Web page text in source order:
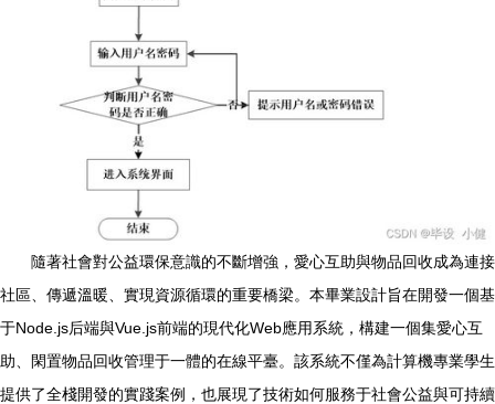
隨著社會對公益環保意識的不斷增強，愛心互助與物品回收成為連接
社區、傳遞溫暖、實現資源循環的重要橋梁。本畢業設計旨在開發一個基
于Node.js后端與Vue.js前端的現代化Web應用系統，構建一個集愛心互
助、閑置物品回收管理于一體的在線平臺。該系統不僅為計算機專業學生
提供了全棧開發的實踐案例，也展現了技術如何服務于社會公益與可持續